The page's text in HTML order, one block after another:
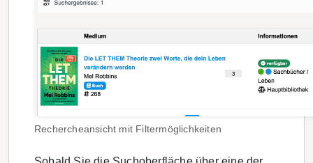
Rechercheansicht mit Filtermöglichkeiten